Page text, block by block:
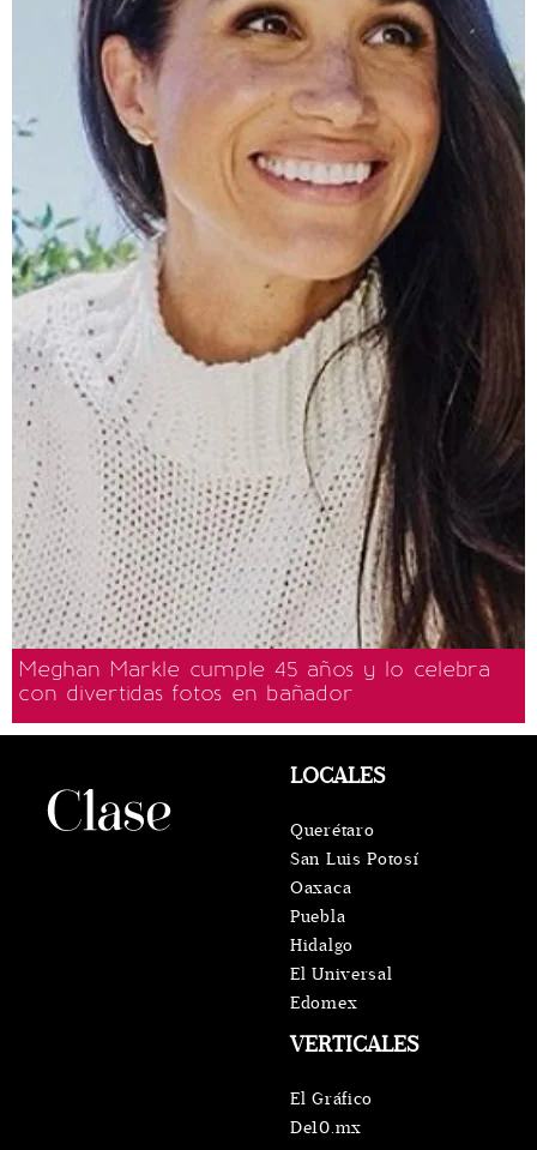
Meghan Markle cumple 45 años y lo celebra
con divertidas fotos en bañador
VERTICALES
El Gráfico
De10.mx
LOCALES
Querétaro
San Luis Potosí
Oaxaca
Puebla
Hidalgo
El Universal
Edomex